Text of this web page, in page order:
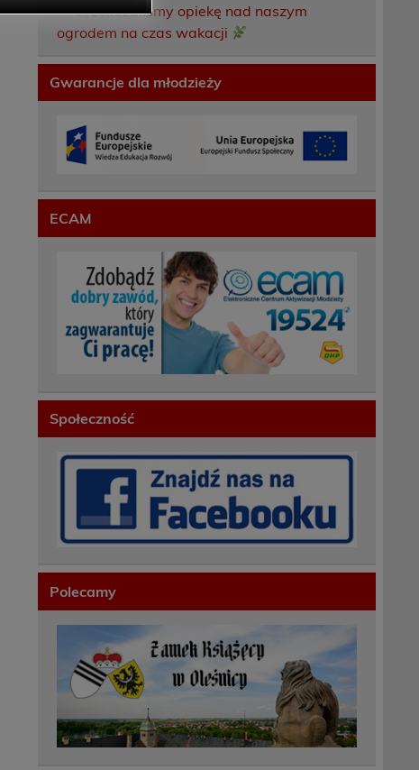
Przekazaliśmy opiekę nad naszym
ogrodem na czas wakacji
Gwarancje dla młodzieży
ECAM
Społeczność
Polecamy